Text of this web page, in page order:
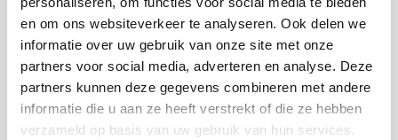
en om ons websiteverkeer te analyseren. Ook delen we
informatie over uw gebruik van onze site met onze
partners voor social media, adverteren en analyse. Deze
partners kunnen deze gegevens combineren met andere
informatie die u aan ze heeft verstrekt of die ze hebben
verzameld op basis van uw gebruik van hun services.